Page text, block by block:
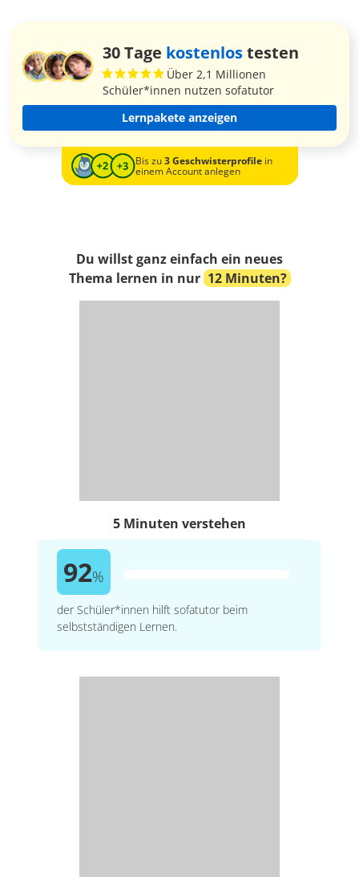
30 Tage kostenlostesten
Über 2,1 Millionen
Schüler*innen nutzen sofatutor
Lernpakete anzeigen
Bis zu3 Geschwisterprofilein
einem Account anlegen
Du willst ganz einfach ein neues
Thema lernen in nur 12 Minuten?
5 Minuten verstehen
92%
der Schüler*innen hilft sofatutor beim
selbstständigen Lernen.